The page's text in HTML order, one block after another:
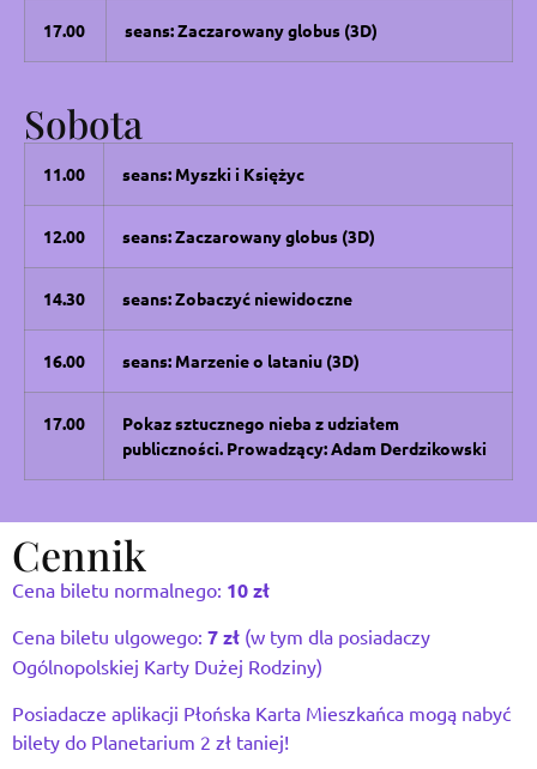
17.00 seans: Zaczarowany globus (3D)
Sobota
11.00 seans: Myszki i Księżyc
12.00 seans: Zaczarowany globus (3D)
14.30 seans: Zobaczyć niewidoczne
16.00 seans: Marzenie o lataniu (3D)
17.00
Pokaz sztucznego nieba z udziałem
publiczności. Prowadzący: Adam Derdzikowski
Cennik
Cena biletu normalnego: 10 zł
Cena biletu ulgowego: 7 zł (w tym dla posiadaczy
Ogólnopolskiej Karty Dużej Rodziny)
Posiadacze aplikacji Płońska Karta Mieszkańca mogą nabyć
bilety do Planetarium 2 zł taniej!